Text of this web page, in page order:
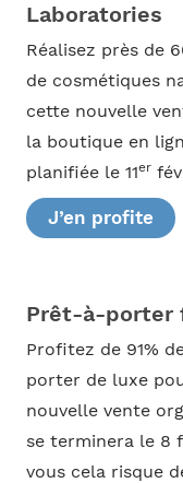
Laboratories
Réalisez près de
de cosmétiques
cette nouvelle
la boutique en
planifiée le 11er
J’en profite
Prêt-à-porter
Profitez de 91%
porter de luxe
nouvelle vente
se terminera le 8
vous cela risque